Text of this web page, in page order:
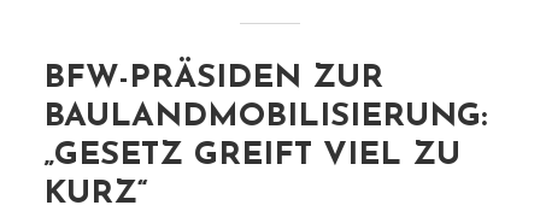
BFW-PRÄSIDEN ZUR
BAULANDMOBILISIERUNG:
„GESETZ GREIFT VIEL ZU
KURZ“